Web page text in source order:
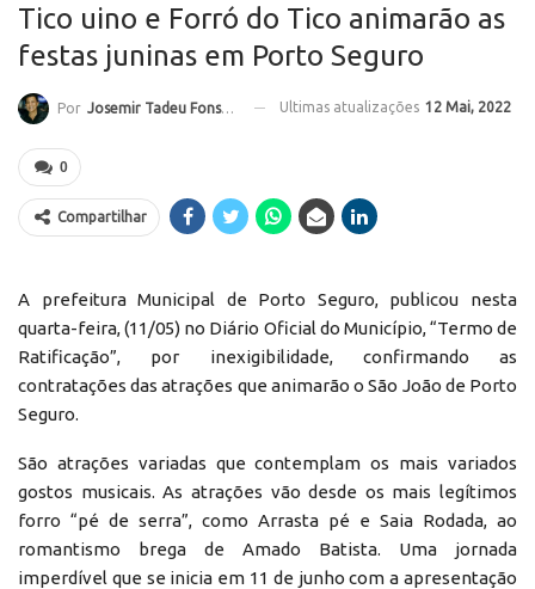
Tico uino e Forró do Tico animarão as
festas juninas em Porto Seguro
Por Josemir Tadeu Fonseca Ultimas atualizações 12 Mai, 2022
0
Compartilhar
A prefeitura Municipal de Porto Seguro, publicou nesta
quarta-feira, (11/05) no Diário Oficial do Município, “Termo de
Ratificação”, por inexigibilidade, confirmando as
contratações das atrações que animarão o São João de Porto
Seguro.
São atrações variadas que contemplam os mais variados
gostos musicais. As atrações vão desde os mais legítimos
forro “pé de serra”, como Arrasta pé e Saia Rodada, ao
romantismo brega de Amado Batista. Uma jornada
imperdível que se inicia em 11 de junho com a apresentação